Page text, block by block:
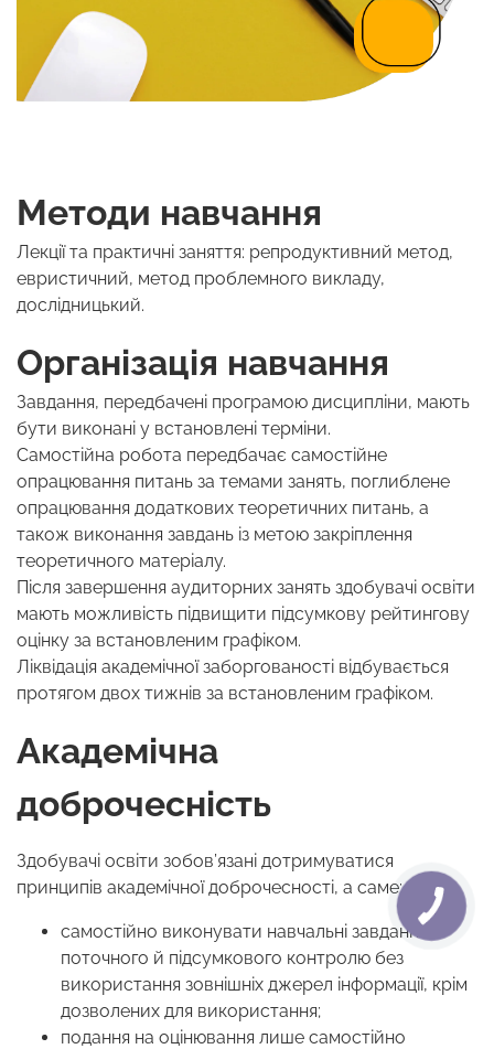
Методи навчання
Лекції та практичні заняття: репродуктивний метод,
евристичний, метод проблемного викладу,
дослідницький.
Організація навчання
Завдання, передбачені програмою дисципліни, мають
бути виконані у встановлені терміни.
Самостійна робота передбачає самостійне
опрацювання питань за темами занять, поглиблене
опрацювання додаткових теоретичних питань, а
також виконання завдань із метою закріплення
теоретичного матеріалу.
Після завершення аудиторних занять здобувачі освіти
мають можливість підвищити підсумкову рейтингову
оцінку за встановленим графіком.
Ліквідація академічної заборгованості відбувається
протягом двох тижнів за встановленим графіком.
Академічна
доброчесність
Здобувачі освіти зобов’язані дотримуватися
принципів академічної доброчесності, а саме:
самостійно виконувати навчальні завдання
поточного й підсумкового контролю без
використання зовнішніх джерел інформації, крім
дозволених для використання;
подання на оцінювання лише самостійно